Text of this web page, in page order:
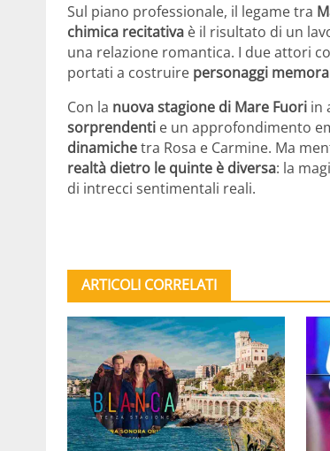
Sul piano professionale, il legame tra
chimica recitativa è il risultato di un
una relazione romantica. I due attori
portati a costruire personaggi
Con la nuova stagione di Mare Fuori in
sorprendenti e un approfondimento
dinamichetra Rosa e Carmine. Ma
realtà dietro le quinte è diversa: la
di intrecci sentimentali reali.
ARTICOLI CORRELATI